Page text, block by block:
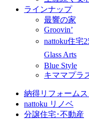
ラインナップ
最響の家
Groovin’
nattoku住宅
Glass Arts
Blue Style
キママプラ
納得リフォーム
nattoku リノベ
分譲住宅･不動産